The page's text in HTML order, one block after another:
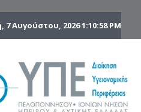
7 Αυγούστου, 20261:11:00 PM